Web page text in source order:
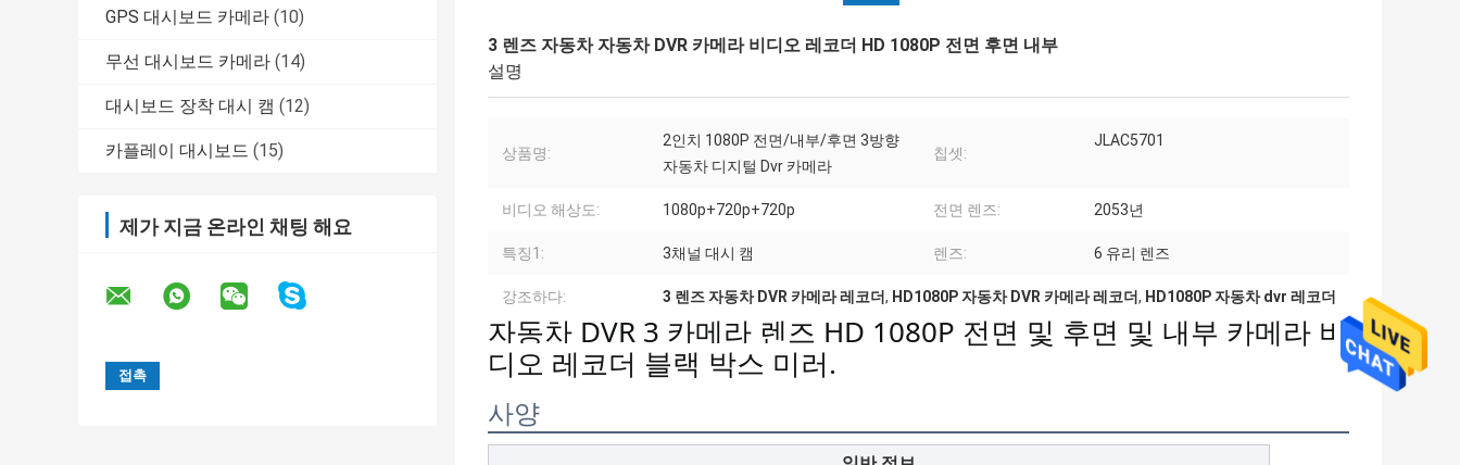
GPS 대시보드 카메라 (10)
무선 대시보드 카메라 (14)
대시보드 장착 대시 캠 (12)
카플레이 대시보드 (15)
제가 지금 온라인 채팅 해요
3 렌즈 자동차 자동차 DVR 카메라 비디오 레코더 HD 1080P 전면 후면 내부
설명
상품명:
2인치 1080P 전면/내부/후면 3방향
자동차 디지털 Dvr 카메라
칩셋:
JLAC5701
비디오 해상도: 1080p+720p+720p 전면 렌즈: 2053년
특징1: 3채널 대시 캠 렌즈: 6 유리 렌즈
강조하다: 3 렌즈 자동차 DVR 카메라 레코더, HD1080P 자동차 DVR 카메라 레코더, HD1080P 자동차 dvr 레코더
자동차 DVR 3 카메라 렌즈 HD 1080P 전면 및 후면 및 내부 카메라 비
디오 레코더 블랙 박스 미러.
사양